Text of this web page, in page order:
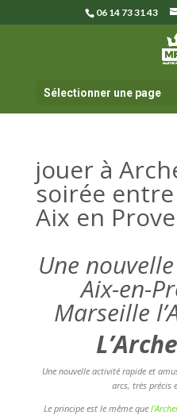
06 14 73 31 43
Sélectionner une page
jouer à
soirée
Aix en
Une
Aix-en-
Marseille
Une nouvelle activité rapide et
arcs, très précis
Le principe est le même que